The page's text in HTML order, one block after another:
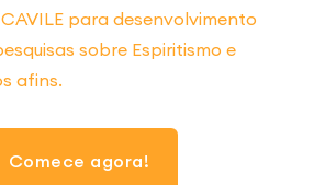
para desenvolvimento
sobre Espiritismo e
afins.
Comece agora!